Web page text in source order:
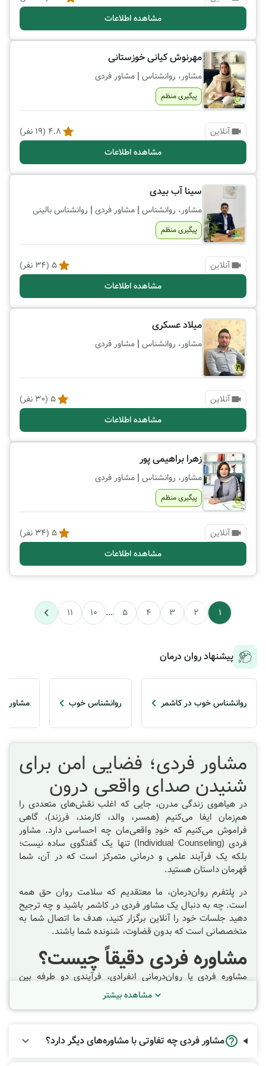
مشاهده اطلاعات
مهرنوش کیانی خوزستانی
مشاور، روانشناس | مشاور فردی
پیگیری منظم
آنلاین 4.8
(
19 نفر)
مشاهده اطلاعات
سینا آب بیدی
مشاور، روانشناس | مشاور فردی | روانشناس بالینی
پیگیری منظم
آنلاین 5
(
34 نفر)
مشاهده اطلاعات
میلاد عسکری
مشاور، روانشناس | مشاور فردی
آنلاین 5
(
30 نفر)
مشاهده اطلاعات
زهرا براهیمی پور
مشاور، روانشناس | مشاور فردی
پیگیری منظم
آنلاین 5
(
34 نفر)
مشاهده اطلاعات
1
2
3
4
5
...
10
11
پیشنهاد روان درمان
روانشناس خوب در کاشمر روانشناس خوب مشاور
مشاور فردی؛ فضایی امن برای
شنیدن صدای واقعی درون
در هیاهوی زندگی مدرن، جایی که اغلب نقش‌های متعددی را
هم‌زمان ایفا می‌کنیم (همسر، والد، کارمند، فرزند)، گاهی
فراموش می‌کنیم که خودِ واقعی‌مان چه احساسی دارد. مشاور
فردی (Individual Counseling) تنها یک گفتگوی ساده نیست؛
بلکه یک فرآیند علمی و درمانی متمرکز است که در آن، شما
قهرمان داستان هستید.
در پلتفرم روان‌درمان، ما معتقدیم که سلامت روان حق همه
است. چه به دنبال یک مشاور فردی در کاشمر باشید و چه ترجیح
دهید جلسات خود را آنلاین برگزار کنید، هدف ما اتصال شما به
متخصصانی است که بدون قضاوت، شنونده شما باشند.
مشاوره فردی دقیقاً چیست؟
مشاوره فردی یا روان‌درمانی انفرادی، فرآیندی دو طرفه بین
مراجع و متخصص سلامت روان است. هدف این جلسات، الهام
بخشیدن به تغییر و بهبود کیفیت زندگی است. بسیاری از افراد
تصور می‌کنند که صحبت با یک دوست صمیمی می‌تواند جایگزین
بی‌طرفی مطلق:
مشاهده بیشتر
مشاور فردی چه تفاوتی با مشاوره‌های دیگر دارد؟